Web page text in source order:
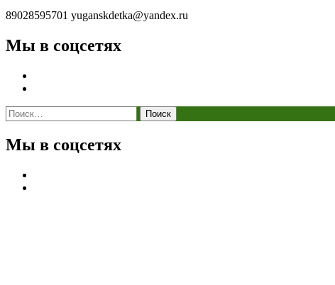
89028595701 yuganskdetka@yandex.ru
Мы в соцсетях
Найти:
Мы в соцсетях